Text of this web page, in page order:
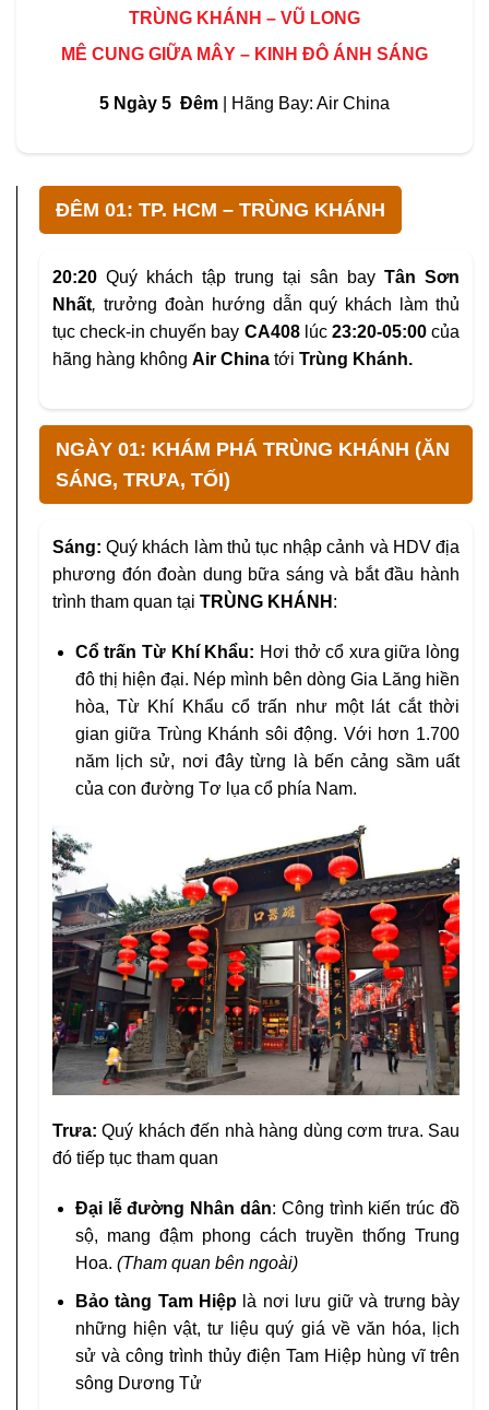
TRÙNG KHÁNH – VŨ LONG
MÊ CUNG GIỮA MÂY – KINH ĐÔ ÁNH SÁNG
5 Ngày 5 Đêm | Hãng Bay: Air China
ĐÊM 01: TP. HCM – TRÙNG KHÁNH
20:20 Quý khách tập trung tại sân bay Tân Sơn
Nhất, trưởng đoàn hướng dẫn quý khách làm thủ
tục check-in chuyến bay CA408 lúc 23:20-05:00của
hãng hàng không Air China tới Trùng Khánh.
NGÀY 01: KHÁM PHÁ TRÙNG KHÁNH (ĂN
SÁNG, TRƯA, TỐI)
Sáng:Quý khách làm thủ tục nhập cảnh và HDV địa
phương đón đoàn dung bữa sáng và bắt đầu hành
trình tham quan tại TRÙNG KHÁNH :
Cổ trấn Từ Khí Khẩu: Hơi thở cổ xưa giữa lòng
đô thị hiện đại. Nép mình bên dòng Gia Lăng hiền
hòa, Từ Khí Khẩu cổ trấn như một lát cắt thời
gian giữa Trùng Khánh sôi động. Với hơn 1.700
năm lịch sử, nơi đây từng là bến cảng sầm uất
của con đường Tơ lụa cổ phía Nam.
Trưa: Quý khách đến nhà hàng dùng cơm trưa. Sau
đó tiếp tục tham quan
Đại lễ đường Nhân dân: Công trình kiến trúc đồ
sộ, mang đậm phong cách truyền thống Trung
Hoa. (Tham quan bên ngoài)
Bảo tàng Tam Hiệp là nơi lưu giữ và trưng bày
những hiện vật, tư liệu quý giá về văn hóa, lịch
sử và công trình thủy điện Tam Hiệp hùng vĩ trên
sông Dương Tử